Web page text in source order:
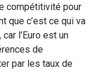
compétitivité pour
que c’est ce qui va
l’Euro est un
de
par les taux de